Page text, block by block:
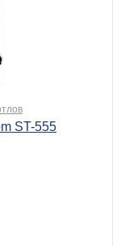
ST-555